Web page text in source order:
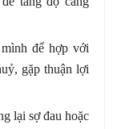
để hợp với
gặp thuận lợi
lại sợ đau hoặc